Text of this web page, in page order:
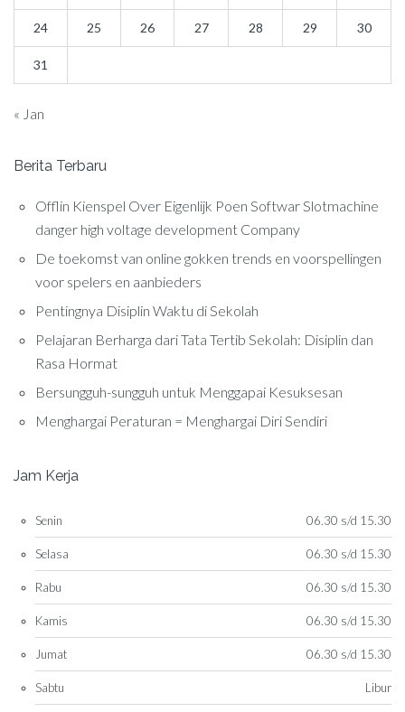
24 25 26 27 28 29 30
31
« Jan
Berita Terbaru
Offlin Kienspel Over Eigenlijk Poen Softwar Slotmachine
danger high voltage development Company
De toekomst van online gokken trends en voorspellingen
voor spelers en aanbieders
Pentingnya Disiplin Waktu di Sekolah
Pelajaran Berharga dari Tata Tertib Sekolah: Disiplin dan
Rasa Hormat
Bersungguh-sungguh untuk Menggapai Kesuksesan
Menghargai Peraturan = Menghargai Diri Sendiri
Jam Kerja
Senin 06.30 s/d 15.30
Selasa 06.30 s/d 15.30
Rabu 06.30 s/d 15.30
Kamis 06.30 s/d 15.30
Jumat 06.30 s/d 15.30
Sabtu Libur